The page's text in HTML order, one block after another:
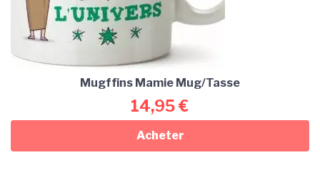
Mugffins Mamie Mug/Tasse
14,95€
Acheter